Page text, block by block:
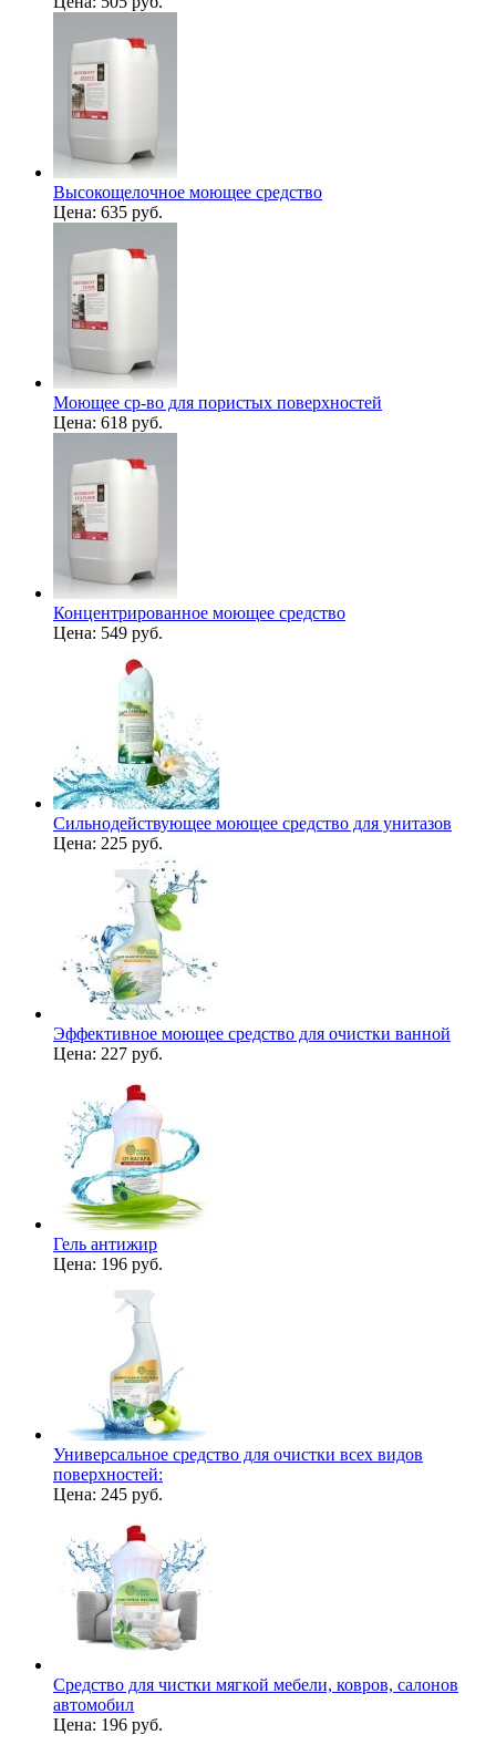
Высокощелочное моющее средство
Цена: 635 руб.
Моющее ср-во для пористых поверхностей
Цена: 618 руб.
Концентрированное моющее средство
Цена: 549 руб.
Сильнодействующее моющее средство для унитазов
Цена: 225 руб.
Эффективное моющее средство для очистки ванной
Цена: 227 руб.
Гель антижир
Цена: 196 руб.
Универсальное средство для очистки всех видов
поверхностей:
Цена: 245 руб.
Средство для чистки мягкой мебели, ковров, салонов
автомобил
Цена: 196 руб.